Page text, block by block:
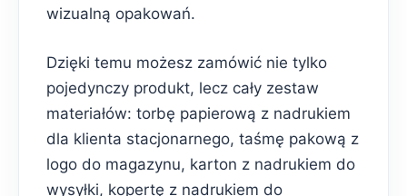
wizualną opakowań.
Dzięki temu możesz zamówić nie tylko
pojedynczy produkt, lecz cały zestaw
materiałów: torbę papierową z nadrukiem
dla klienta stacjonarnego, taśmę pakową z
logo do magazynu, karton z nadrukiem do
wysyłki, kopertę z nadrukiem do